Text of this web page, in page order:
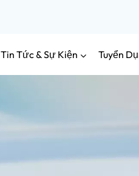
Tin Tức & Sự Kiện Tuyển